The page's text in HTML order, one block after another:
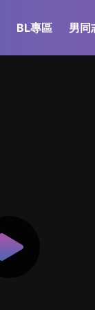
BL專區 男同